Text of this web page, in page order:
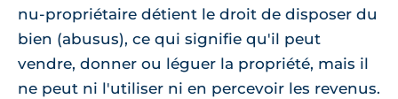
nu-propriétaire détient le droit de disposer du
bien (abusus), ce qui signifie qu'il peut
vendre, donner ou léguer la propriété, mais il
ne peut ni l'utiliser ni en percevoir les revenus.